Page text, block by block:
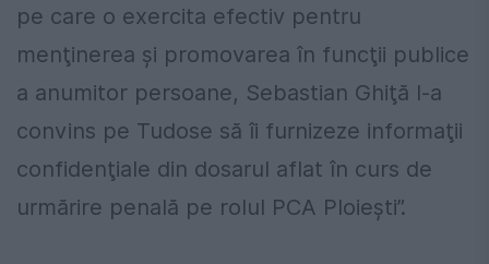
pe care o exercita efectiv pentru
menţinerea şi promovarea în funcţii publice
a anumitor persoane, Sebastian Ghiţă l-a
convins pe Tudose să îi furnizeze informaţii
confidenţiale din dosarul aflat în curs de
urmărire penală pe rolul PCA Ploieşti”.